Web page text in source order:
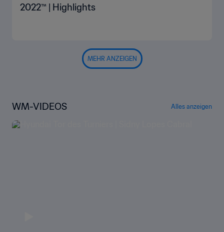
2022™ | Highlights
MEHR ANZEIGEN
WM-VIDEOS Alles anzeigen